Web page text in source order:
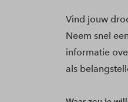
Vind jouw
Neem snel
informatie
als